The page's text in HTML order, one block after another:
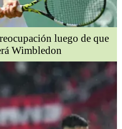
luego de que
Wimbledon